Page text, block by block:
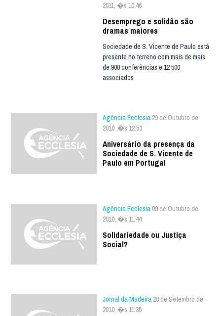
2011, �s 10:46
Desemprego e solidão são
dramas maiores
Sociedade de S. Vicente de Paulo está
presente no terreno com mais de mais
de 900 conferências e 12 500
associados
Agência Ecclesia 29 de Outubro de
2010, �s 12:53
Aniversário da presença da
Sociedade de S. Vicente de
Paulo em Portugal
Agência Ecclesia 09 de Outubro de
2010, �s 11:44
Solidariedade ou Justiça
Social?
Jornal da Madeira 28 de Setembro de
2010, �s 11:35